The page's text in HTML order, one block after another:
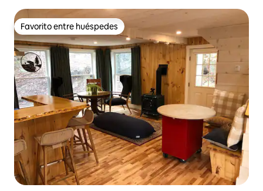
Favorito entre huéspedes
Favorito entre huéspedes